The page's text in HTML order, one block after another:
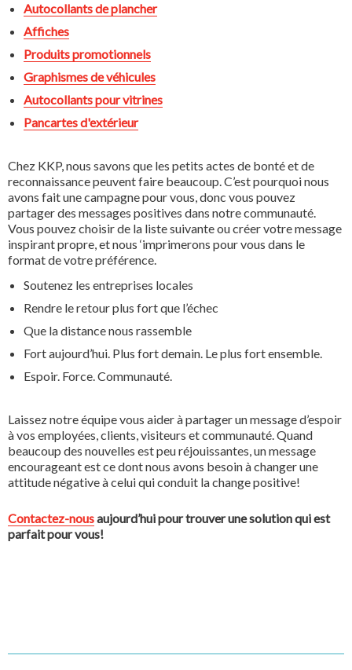
Autocollants de plancher
Affiches
Produits promotionnels
Graphismes de véhicules
Autocollants pour vitrines
Pancartes d'extérieur
Chez KKP, nous savons que les petits actes de bonté et de
reconnaissance peuvent faire beaucoup. C’est pourquoi nous
avons fait une campagne pour vous, donc vous pouvez
partager des messages positives dans notre communauté.
Vous pouvez choisir de la liste suivante ou créer votre message
inspirant propre, et nous ‘imprimerons pour vous dans le
format de votre préférence.
Soutenez les entreprises locales
Rendre le retour plus fort que l’échec
Que la distance nous rassemble
Fort aujourd’hui. Plus fort demain. Le plus fort ensemble.
Espoir. Force. Communauté.
Laissez notre équipe vous aider à partager un message d’espoir
à vos employées, clients, visiteurs et communauté. Quand
beaucoup des nouvelles est peu réjouissantes, un message
encourageant est ce dont nous avons besoin à changer une
attitude négative à celui qui conduit la change positive!
Contactez-nousaujourd’hui pour trouver une solution qui est
parfait pour vous!